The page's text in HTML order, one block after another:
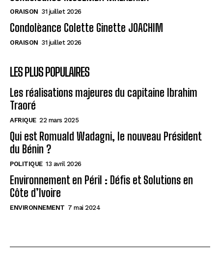
ORAISON 31 juillet 2026
Condolèance Colette Ginette JOACHIM
ORAISON 31 juillet 2026
LES PLUS POPULAIRES
Les réalisations majeures du capitaine Ibrahim
Traoré
AFRIQUE 22 mars 2025
Qui est Romuald Wadagni, le nouveau Président
du Bénin ?
POLITIQUE 13 avril 2026
Environnement en Péril : Défis et Solutions en
Côte d’Ivoire
ENVIRONNEMENT 7 mai 2024